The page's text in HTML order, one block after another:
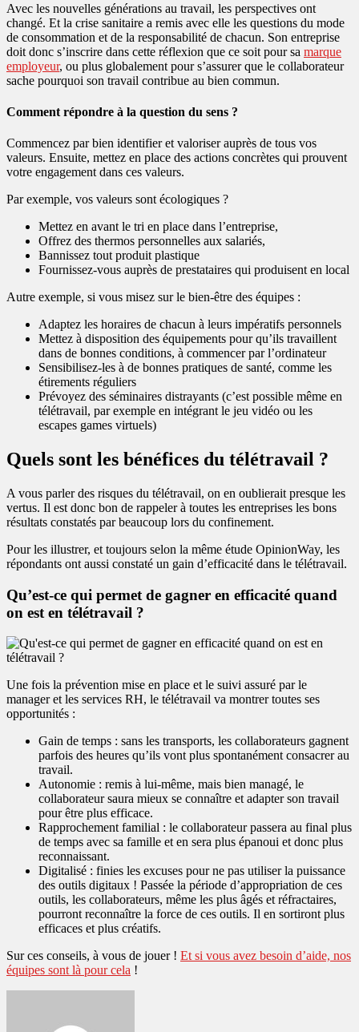
Avec les nouvelles générations au travail, les perspectives ont
changé. Et la crise sanitaire a remis avec elle les questions du mode
de consommation et de la responsabilité de chacun. Son entreprise
doit donc s’inscrire dans cette réflexion que ce soit pour sa marque
employeur, ou plus globalement pour s’assurer que le collaborateur
sache pourquoi son travail contribue au bien commun.
Comment répondre à la question du sens ?
Commencez par bien identifier et valoriser auprès de tous vos
valeurs. Ensuite, mettez en place des actions concrètes qui prouvent
votre engagement dans ces valeurs.
Par exemple, vos valeurs sont écologiques ?
Mettez en avant le tri en place dans l’entreprise,
Offrez des thermos personnelles aux salariés,
Bannissez tout produit plastique
Fournissez-vous auprès de prestataires qui produisent en local
Autre exemple, si vous misez sur le bien-être des équipes :
Adaptez les horaires de chacun à leurs impératifs personnels
Mettez à disposition des équipements pour qu’ils travaillent
dans de bonnes conditions, à commencer par l’ordinateur
Sensibilisez-les à de bonnes pratiques de santé, comme les
étirements réguliers
Prévoyez des séminaires distrayants (c’est possible même en
télétravail, par exemple en intégrant le jeu vidéo ou les
escapes games virtuels)
Quels sont les bénéfices du télétravail ?
A vous parler des risques du télétravail, on en oublierait presque les
vertus. Il est donc bon de rappeler à toutes les entreprises les bons
résultats constatés par beaucoup lors du confinement.
Pour les illustrer, et toujours selon la même étude OpinionWay, les
répondants ont aussi constaté un gain d’efficacité dans le télétravail.
Qu’est-ce qui permet de gagner en efficacité quand
on est en télétravail ?
Une fois la prévention mise en place et le suivi assuré par le
manager et les services RH, le télétravail va montrer toutes ses
opportunités :
Gain de temps : sans les transports, les collaborateurs gagnent
parfois des heures qu’ils vont plus spontanément consacrer au
travail.
Autonomie : remis à lui-même, mais bien managé, le
collaborateur saura mieux se connaître et adapter son travail
pour être plus efficace.
Rapprochement familial : le collaborateur passera au final plus
de temps avec sa famille et en sera plus épanoui et donc plus
reconnaissant.
Digitalisé : finies les excuses pour ne pas utiliser la puissance
des outils digitaux ! Passée la période d’appropriation de ces
outils, les collaborateurs, même les plus âgés et réfractaires,
pourront reconnaître la force de ces outils. Il en sortiront plus
efficaces et plus créatifs.
Sur ces conseils, à vous de jouer ! Et si vous avez besoin d’aide, nos
équipes sont là pour cela !